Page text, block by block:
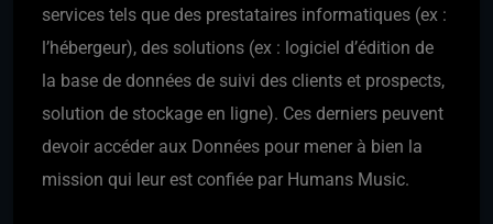
services tels que des prestataires informatiques (ex :
l’hébergeur), des solutions (ex : logiciel d’édition de
la base de données de suivi des clients et prospects,
solution de stockage en ligne). Ces derniers peuvent
devoir accéder aux Données pour mener à bien la
mission qui leur est confiée par Humans Music.